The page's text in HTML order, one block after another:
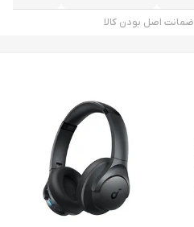
ضمانت اصل بودن کالا